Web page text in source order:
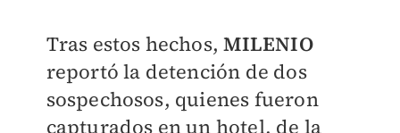
Tras estos hechos,MILENIO
reportó la detención de dos
sospechosos, quienes fueron
capturados en un hotel, de la